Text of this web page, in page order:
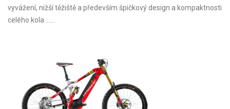
vyvážení, nižší těžiště a především špičkový design a kompaktnosti
celého kola ……